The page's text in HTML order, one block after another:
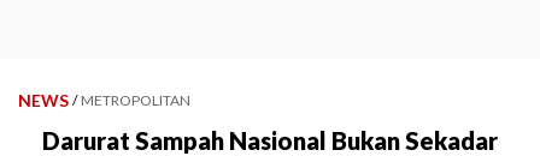
NEWS / METROPOLITAN
Darurat Sampah Nasional Bukan Sekadar